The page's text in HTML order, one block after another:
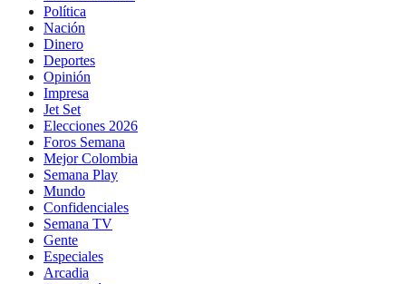
Política
Nación
Dinero
Deportes
Opinión
Impresa
Jet Set
Elecciones 2026
Foros Semana
Mejor Colombia
Semana Play
Mundo
Confidenciales
Semana TV
Gente
Especiales
Arcadia